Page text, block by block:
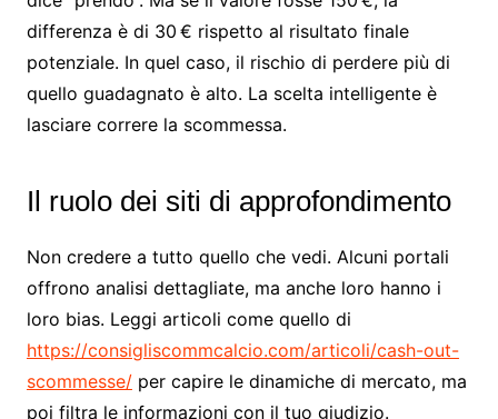
differenza è di 30 € rispetto al risultato finale
potenziale. In quel caso, il rischio di perdere più di
quello guadagnato è alto. La scelta intelligente è
lasciare correre la scommessa.
Il ruolo dei siti di approfondimento
Non credere a tutto quello che vedi. Alcuni portali
offrono analisi dettagliate, ma anche loro hanno i
loro bias. Leggi articoli come quello di
https://consigliscommcalcio.com/articoli/cash-out-
scommesse/per capire le dinamiche di mercato, ma
poi filtra le informazioni con il tuo giudizio.